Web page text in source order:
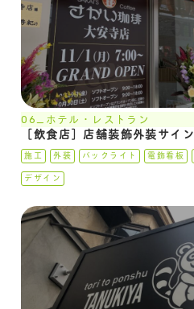
06_ホテル・レストラン
［飲食店］店舗装飾外装サイン
施工 外装 バックライト 電飾看板
デザイン